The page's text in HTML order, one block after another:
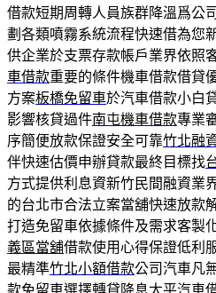
借款短期周轉人員族群降溫爲公
劃各類噴霧系統流程快速借為您
供企業於支票存款帳戶業界依照
車借款重要的條件機車借款借貸
方案板橋免留車於汽車借款小白
影響核貸過件南屯機車借款專業
序簡便放款保證安全可靠竹北融
伴快速估價申辦貸款最終目標找
方式提供利息資新竹民間融資業
的台北市合法立案當舖快速放款
打造免留車依據條件及需求客製
義區當舖借款使用心得保證低利
最精準竹北小額借款公司汽車凡
款免留車選擇轉貸降息太平汽車